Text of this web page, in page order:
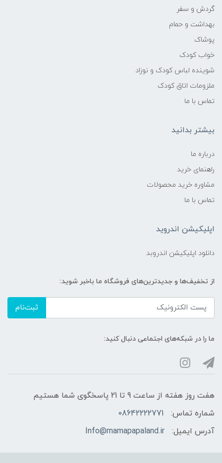
گردش و سفر
بهداشت و حمام
پوشاک
خواب کودک
شوینده لباس کودک و نوزاد
ملزومات اتاق کودک
تماس با ما
بیشتر بدانید
درباره ما
راهنمای خرید
مشاوره خرید محصولات
تماس با ما
اپلیکیشن اندروید
دانلود اپلیکیشن اندروبد
از تخفیف‌ها و جدیدترین‌های فروشگاه ما باخبر شوید:
ثبت‌نام
ما را در شبکه‌های اجتماعی دنبال کنید:
هفت روز هفته از ساعت 9 تا 21 پاسخگوی شما هستیم
شماره تماس:
08642222771
آدرس ایمیل:
Info@mamapapaland.ir